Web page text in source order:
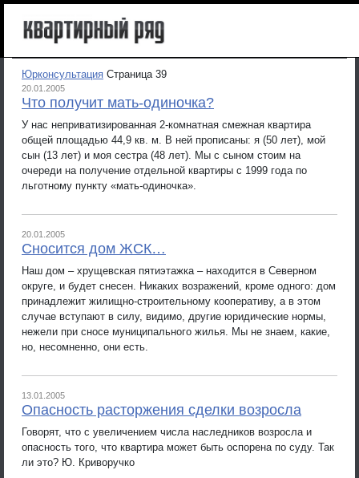
Юрконсультация Страница 39
20.01.2005
Что получит мать-одиночка?
У нас неприватизированная 2-комнатная смежная квартира
общей площадью 44,9 кв. м. В ней прописаны: я (50 лет), мой
сын (13 лет) и моя сестра (48 лет). Мы с сыном стоим на
очереди на получение отдельной квартиры с 1999 года по
льготному пункту «мать-одиночка».
20.01.2005
Сносится дом ЖСК…
Наш дом – хрущевская пятиэтажка – находится в Северном
округе, и будет снесен. Никаких возражений, кроме одного: дом
принадлежит жилищно-строительному кооперативу, а в этом
случае вступают в силу, видимо, другие юридические нормы,
нежели при сносе муниципального жилья. Мы не знаем, какие,
но, несомненно, они есть.
13.01.2005
Опасность расторжения сделки возросла
Говорят, что с увеличением числа наследников возросла и
опасность того, что квартира может быть оспорена по суду. Так
ли это? Ю. Криворучко